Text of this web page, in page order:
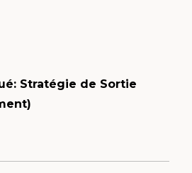
Stratégie de Sortie